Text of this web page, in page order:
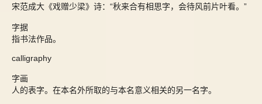
宋范成大《戏赠少梁》诗：“秋来合有相思字，会待风前片叶看。”
字据
指书法作品。
calligraphy
字画
人的表字。在本名外所取的与本名意义相关的另一名字。